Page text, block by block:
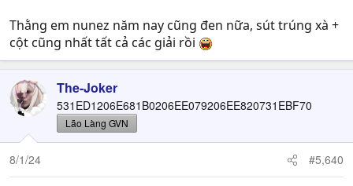
Thằng em nunez năm nay cũng đen nữa, sút trúng xà +
cột cũng nhất tất cả các giải rồi
The-Joker
531ED1206E681B0206EE079206EE820731EBF70
Lão Làng GVN
8/1/24 #5,640